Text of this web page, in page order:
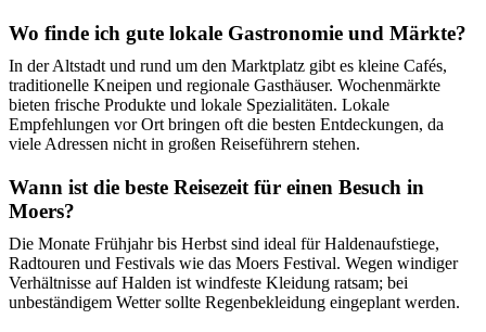
Wo finde ich gute lokale Gastronomie und Märkte?
In der Altstadt und rund um den Marktplatz gibt es kleine Cafés,
traditionelle Kneipen und regionale Gasthäuser. Wochenmärkte
bieten frische Produkte und lokale Spezialitäten. Lokale
Empfehlungen vor Ort bringen oft die besten Entdeckungen, da
viele Adressen nicht in großen Reiseführern stehen.
Wann ist die beste Reisezeit für einen Besuch in
Moers?
Die Monate Frühjahr bis Herbst sind ideal für Haldenaufstiege,
Radtouren und Festivals wie das Moers Festival. Wegen windiger
Verhältnisse auf Halden ist windfeste Kleidung ratsam; bei
unbeständigem Wetter sollte Regenbekleidung eingeplant werden.